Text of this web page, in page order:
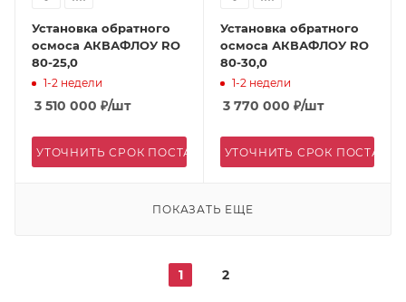
Установка обратного
осмоса АКВАФЛОУ RO
80-25,0
1-2 недели
3 510 000 ₽/шт
УТОЧНИТЬ СРОК ПОСТАВКИ
Установка обратного
осмоса АКВАФЛОУ RO
80-30,0
1-2 недели
3 770 000 ₽/шт
УТОЧНИТЬ СРОК
ПОКАЗАТЬ ЕЩЕ
1 2